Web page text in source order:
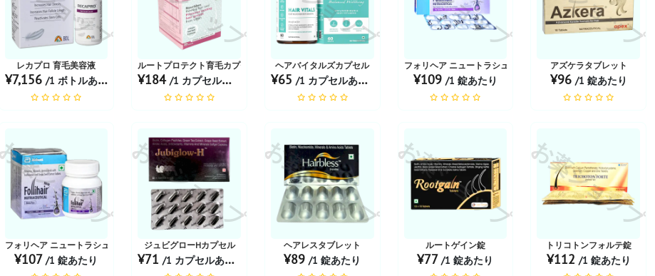
レカプロ 育毛美容液
¥7,156 /1 ボトルあたり
ルートプロテクト育毛カプセル
¥184/1 カプセルあたり
ヘアバイタルズカプセル
¥65 /1 カプセルあたり
フォリヘア ニュートラシューティカル | 15錠
¥109 /1 錠あたり
アズケラタブレット
¥96 /1 錠あたり
お薬ショップ
フォリヘア ニュートラシューティカル | 30錠
¥107/1 錠あたり
お薬ショップ
ジュビグローHカプセル
¥71/1 カプセルあたり
お薬ショップ
ヘアレスタブレット
¥89/1 錠あたり
お薬ショップ
ルートゲイン錠
¥77/1 錠あたり
お薬ショップ
トリコトンフォルテ錠
¥112 /1 錠あたり